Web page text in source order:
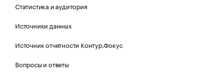
Статистика и аудитория
Источники данных
Источник отчетности Контур.Фокус
Вопросы и ответы